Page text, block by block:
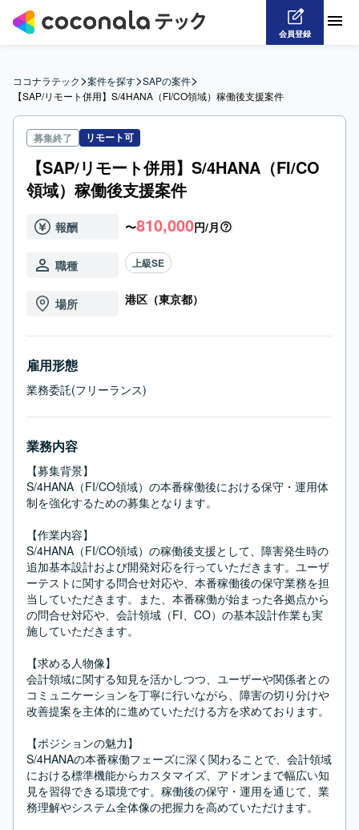
会員登録
ココナラテック>案件を探す>SAPの案件>
【SAP/リモート併用】S/4HANA（FI/CO領域）稼働後支援案件
募集終了 リモート可
【SAP/リモート併用】S/4HANA（FI/CO
領域）稼働後支援案件
報酬 〜810,000円/月
職種 上級SE
場所 港区（東京都）
雇用形態
業務委託(フリーランス)
業務内容
【募集背景】
S/4HANA（FI/CO領域）の本番稼働後における保守・運用体
制を強化するための募集となります。
【作業内容】
S/4HANA（FI/CO領域）の稼働後支援として、障害発生時の
追加基本設計および開発対応を行っていただきます。ユーザ
ーテストに関する問合せ対応や、本番稼働後の保守業務を担
当していただきます。また、本番稼働が始まった各拠点から
の問合せ対応や、会計領域（FI、CO）の基本設計作業も実
施していただきます。
【求める人物像】
会計領域に関する知見を活かしつつ、ユーザーや関係者との
コミュニケーションを丁寧に行いながら、障害の切り分けや
改善提案を主体的に進めていただける方を求めております。
【ポジションの魅力】
S/4HANAの本番稼働フェーズに深く関わることで、会計領域
における標準機能からカスタマイズ、アドオンまで幅広い知
見を習得できる環境です。稼働後の保守・運用を通じて、業
務理解やシステム全体像の把握力を高めていただけます。